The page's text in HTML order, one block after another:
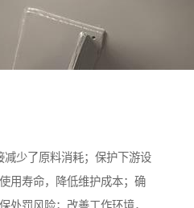
少了原料消耗；保护下游设
用寿命，降低维护成本；确